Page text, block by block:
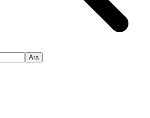
Ara